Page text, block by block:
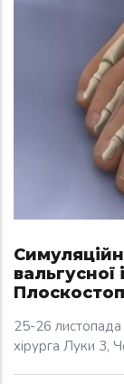
вальгусної
25-26
хірурга Луки 3,